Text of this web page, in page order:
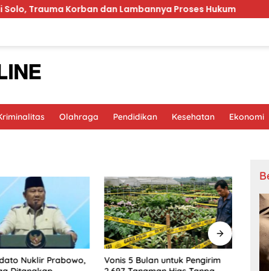
Korban dan Lambannya Proses Hukum
Olahraga Pendidikan Kesehatan Ekonomi
Nuklir Prabowo,
Vonis 5 Bulan untuk Pengirim